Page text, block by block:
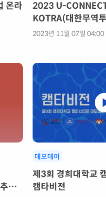
온라
2023 U-
KOTRA(대한무역
관
2023년 11월 07일 04:00
천
데모데이
제3회 경희대학교
캠타비전